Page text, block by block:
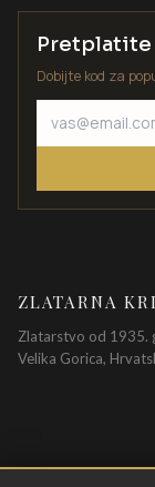
Pretplatite
Dobijte kod za
ZLATARNA
Zlatarstvo od 1935.
Velika Gorica,